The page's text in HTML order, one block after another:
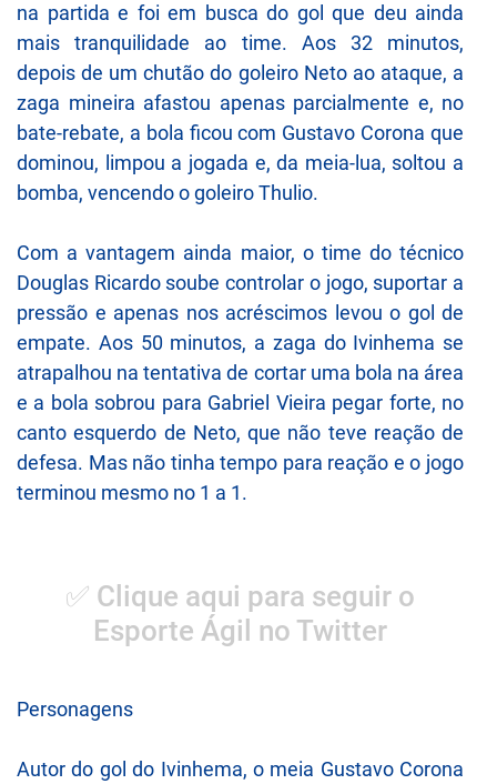
na partida e foi em busca do gol que deu ainda
mais tranquilidade ao time. Aos 32 minutos,
depois de um chutão do goleiro Neto ao ataque, a
zaga mineira afastou apenas parcialmente e, no
bate-rebate, a bola ficou com Gustavo Corona que
dominou, limpou a jogada e, da meia-lua, soltou a
bomba, vencendo o goleiro Thulio.
Com a vantagem ainda maior, o time do técnico
Douglas Ricardo soube controlar o jogo, suportar a
pressão e apenas nos acréscimos levou o gol de
empate. Aos 50 minutos, a zaga do Ivinhema se
atrapalhou na tentativa de cortar uma bola na área
e a bola sobrou para Gabriel Vieira pegar forte, no
canto esquerdo de Neto, que não teve reação de
defesa. Mas não tinha tempo para reação e o jogo
terminou mesmo no 1 a 1.
✅ Clique aqui para seguir o
Esporte Ágil no Twitter
Personagens
Autor do gol do Ivinhema, o meia Gustavo Corona